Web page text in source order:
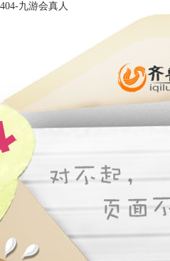
404-九游会真人